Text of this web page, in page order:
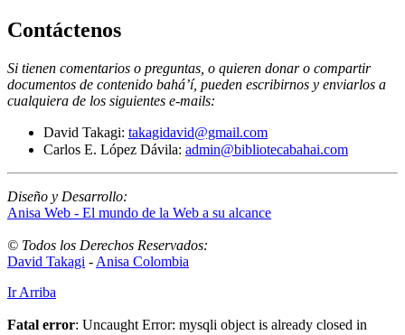
Contáctenos
Si tienen comentarios o preguntas, o quieren donar o compartir
documentos de contenido bahá’í, pueden escribirnos y enviarlos a
cualquiera de los siguientes e-mails:
David Takagi: takagidavid@gmail.com
Carlos E. López Dávila: admin@bibliotecabahai.com
Diseño y Desarrollo:
Anisa Web - El mundo de la Web a su alcance
© Todos los Derechos Reservados:
David Takagi - Anisa Colombia
Ir Arriba
Fatal error: Uncaught Error: mysqli object is already closed in